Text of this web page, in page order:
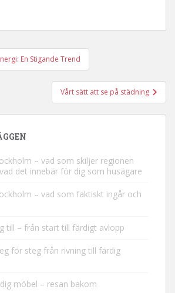
En Stigande Trend
Vårt sätt att se på städning
– vad som skiljer regionen
det innebär för dig som husägare
– vad som faktiskt ingår och
till – från start till färdigt avlopp
för steg från rivning till färdig
möbel – resan bakom